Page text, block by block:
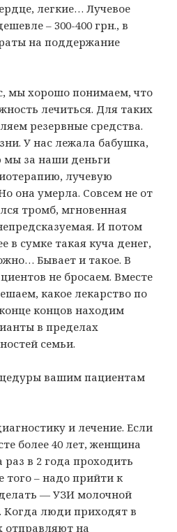
легкие… Лучевое
– 300-400 грн., в
на поддержание
мы хорошо понимаем, что
лечиться. Для таких
резервные средства.
У нас лежала бабушка,
мы за наши деньги
лучевую
она умерла. Совсем не от
тромб, мгновенная
И потом
в сумке такая куча денег,
Бывает и такое. В
не бросаем. Вместе
какое лекарство по
концов находим
в пределах
семьи.
вашим пациентам
и лечение. Если
более 40 лет, женщина
в 2 года проходить
– надо прийти к
— УЗИ молочной
Когда люди приходят в
отправляют на